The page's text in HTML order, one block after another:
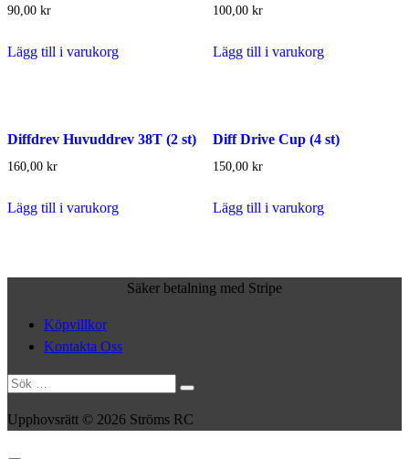
90,00 kr
Lägg till i varukorg
100,00 kr
Lägg till i varukorg
Diffdrev Huvuddrev 38T (2 st)
160,00 kr
Lägg till i varukorg
Diff Drive Cup (4 st)
150,00 kr
Lägg till i varukorg
Säker betalning med Stripe
Köpvillkor
Kontakta Oss
Sök
Upphovsrätt © 2026 Ströms RC